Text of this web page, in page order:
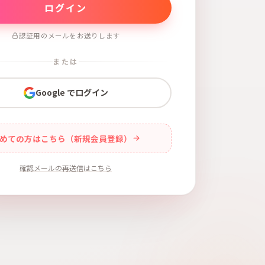
認証用のメールをお送りします
または
Google でログイン
ての方はこちら（新規会員登録）
確認メールの再送信はこちら